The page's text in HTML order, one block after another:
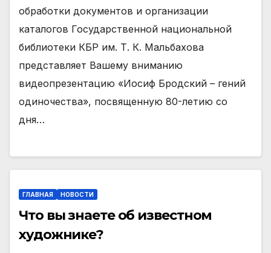
обработки документов и организации
каталогов Государственной национальной
библиотеки КБР им. Т. К. Мальбахова
представляет Вашему вниманию
видеопрезентацию «Иосиф Бродский – гений
одиночества», посвященную 80-летию со
дня…
ГЛАВНАЯ НОВОСТИ
Что вы знаете об известном
художнике?